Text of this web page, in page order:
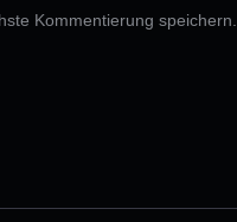
Kommentierung speichern.